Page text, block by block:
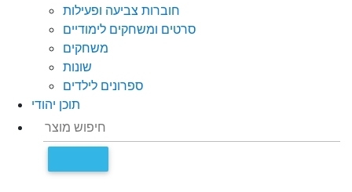
חוברות צביעה ופעילות
סרטים ומשחקים לימודיים
משחקים
שונות
ספרונים לילדים
תוכן יהודי